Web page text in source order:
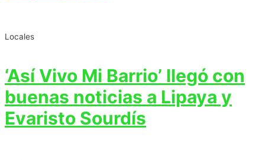
Locales
‘Así Vivo Mi Barrio’ llegó con
buenas noticias a Lipaya y
Evaristo Sourdís